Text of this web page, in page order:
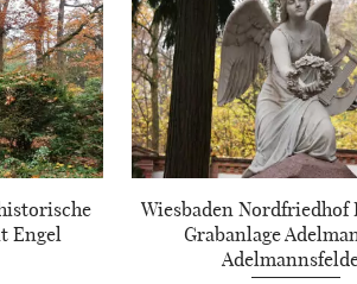
Engel
Wiesbaden Nordfriedhof
Grabanlage